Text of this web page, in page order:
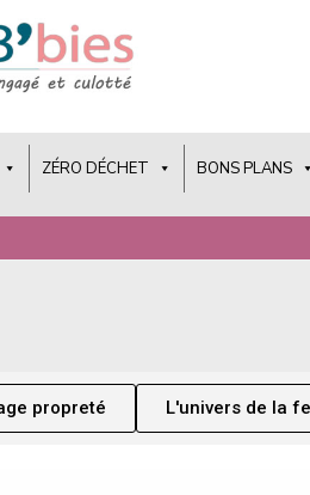
ZÉRO DÉCHET BONS PLANS
propreté L'univers de la